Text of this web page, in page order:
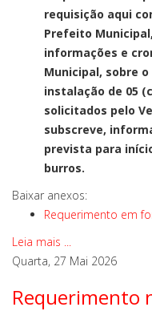
requisição aqui
Prefeito
informações e
Municipal, sobre
instalação de 05
solicitados pelo
subscreve,
prevista para
burros.
Baixar anexos:
Requerimento em
Leia mais ...
Quarta, 27 Mai 2026
Requerimento